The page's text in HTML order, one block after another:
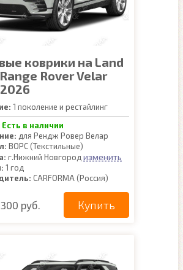
коврики на Land
Rover Velar
1 поколение и рестайлинг
Есть в наличии
для Рендж Ровер Велар
ВОРС (Текстильные)
г.Нижний Новгород изменить
1 год
CARFORMA (Россия)
руб. Купить